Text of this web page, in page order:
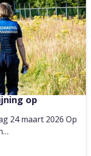
op
24 maart 2026 Op